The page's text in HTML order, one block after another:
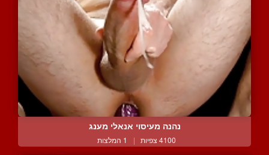
נהנה מעיסוי אנאלי מענג
4100 צפיות | 1 המלצות